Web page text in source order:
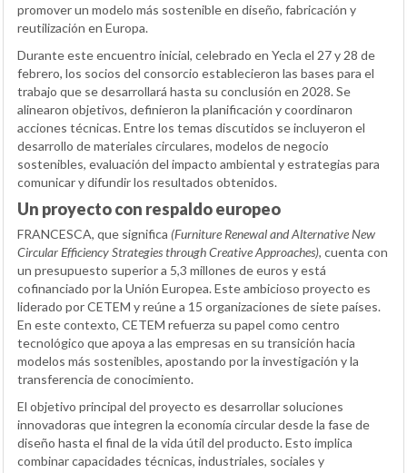
promover un modelo más sostenible en diseño, fabricación y
reutilización en Europa.
Durante este encuentro inicial, celebrado en Yecla el 27 y 28 de
febrero, los socios del consorcio establecieron las bases para el
trabajo que se desarrollará hasta su conclusión en 2028. Se
alinearon objetivos, definieron la planificación y coordinaron
acciones técnicas. Entre los temas discutidos se incluyeron el
desarrollo de materiales circulares, modelos de negocio
sostenibles, evaluación del impacto ambiental y estrategias para
comunicar y difundir los resultados obtenidos.
Un proyecto con respaldo europeo
FRANCESCA, que significa (Furniture Renewal and Alternative New
Circular Efficiency Strategies through Creative Approaches), cuenta con
un presupuesto superior a 5,3 millones de euros y está
cofinanciado por la Unión Europea. Este ambicioso proyecto es
liderado por CETEM y reúne a 15 organizaciones de siete países.
En este contexto, CETEM refuerza su papel como centro
tecnológico que apoya a las empresas en su transición hacia
modelos más sostenibles, apostando por la investigación y la
transferencia de conocimiento.
El objetivo principal del proyecto es desarrollar soluciones
innovadoras que integren la economía circular desde la fase de
diseño hasta el final de la vida útil del producto. Esto implica
combinar capacidades técnicas, industriales, sociales y